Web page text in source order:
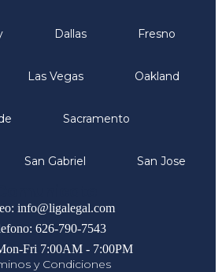
Dallas Fresno
Las Vegas Oakland
Sacramento
San Gabriel San Jose
info@ligalegal.com
626-790-7543
Fri 7:00AM - 7:00PM
y Condiciones